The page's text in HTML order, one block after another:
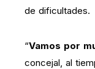
de dificultades.
“Vamos por
concejal, al